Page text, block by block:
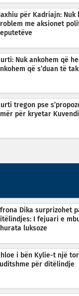
për Kadriajn: Nuk
me aksionet
Nuk ankohem që
që s’duan të
tregon pse
për kryetar Kuvendi
Dika surprizohet
I fejuari e
luksoze
i bën Kylie-t një
për ditëlindje